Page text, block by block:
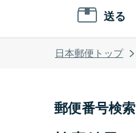
送る
日本郵便トップ
郵便番号検索